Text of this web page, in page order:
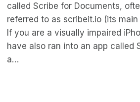
called Scribe for Documents,
referred to as scribeit.io (its
If you are a visually impaired
have also ran into an app called
a…